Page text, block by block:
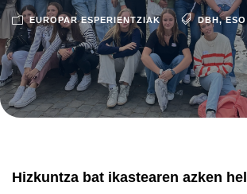
EUROPAR ESPERIENTZIAK DBH, ESO
Hizkuntza bat ikastearen azken